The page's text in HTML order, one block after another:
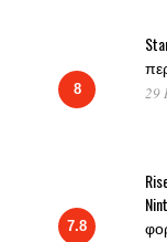
8 29
7.8